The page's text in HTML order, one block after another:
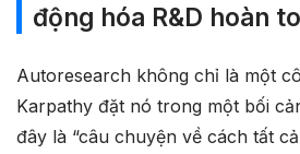
động hóa R&D hoàn
Autoresearch không chỉ là một
Karpathy đặt nó trong một bối
đây là “câu chuyện về cách tất